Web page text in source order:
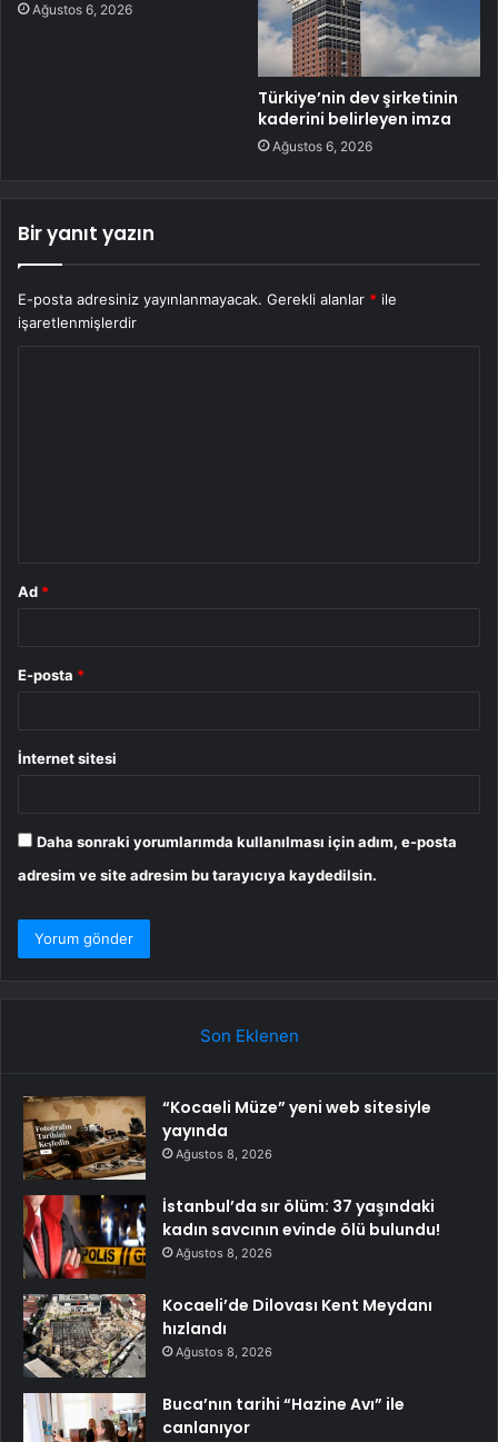
Ağustos 6, 2026
Türkiye’nin dev şirketinin
kaderini belirleyen imza
Ağustos 6, 2026
Bir yanıt yazın
E-posta adresiniz yayınlanmayacak. Gerekli alanlar * ile
işaretlenmişlerdir
Ad *
E-posta *
İnternet sitesi
Daha sonraki yorumlarımda kullanılması için adım, e-posta
adresim ve site adresim bu tarayıcıya kaydedilsin.
Son Eklenen
“Kocaeli Müze” yeni web sitesiyle
yayında
Ağustos 8, 2026
İstanbul’da sır ölüm: 37 yaşındaki
kadın savcının evinde ölü bulundu!
Ağustos 8, 2026
Kocaeli’de Dilovası Kent Meydanı
hızlandı
Ağustos 8, 2026
Buca’nın tarihi “Hazine Avı” ile
canlanıyor